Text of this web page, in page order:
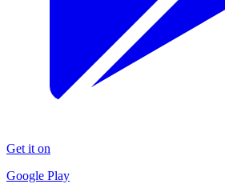
Get it on
Google Play